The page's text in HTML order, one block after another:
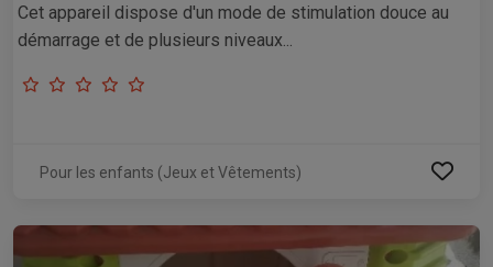
Cet appareil dispose d'un mode de stimulation douce au
démarrage et de plusieurs niveaux...
Pour les enfants (Jeux et Vêtements)